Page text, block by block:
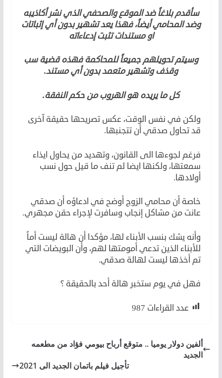
سأقدم بلاغاً ضد الموقع والصحفي الذي نشر أكاذيبه
وضد المحامي أيضاً، فهذا يعد تشهير بدون أي إثباتات
او مستندات تثبت إدعاءاته
وسيتم تحويلهم جميعاً للمحاكمة فهذه قضية سب
وقذف وتشهير متعمد بدون أي مستند.
كل ما يريده هو الهروب من حكم النفقة.
ولكن في نفس الوقت، عكس تصريحها حقيقة آخرى
قد تحاول صدقي أن تتجنبها.
فرغم لجوءها الى القانون، وتهديد من يحاول ايذاء
سمعتها، ولكنها ايضا لم تنف ما قيل حول نسب
أولادها.
خاصة أن محامي الزوج أوضح في ادعاؤه أن صدقي
عانت من مشاكل إنجاب وسافرت لإجراء حقن مجهري.
وأنه يشك بنسب الأبناء لها، مؤكدا أن هالة ليست أماً
للأبناء الذين تدعي أمومتها لهم، وأن البويضات التي
تم أخذها ليست لهالة صدقي.
فهل في يوم ستخبر هالة أحد بالحقيقة ؟
عدد القراءات 987
ألفين دولار يوميا .. متوقع أرباح بيومي فؤاد من مطعمه
الجديد
تأجيل فيلم باتمان الجديد الى 2021